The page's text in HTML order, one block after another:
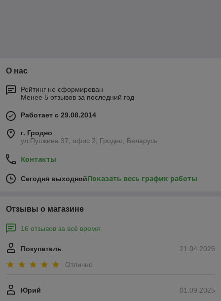
О нас
Рейтинг не сформирован
Менее 5 отзывов за последний год
Работает с 29.08.2014
г. Гродно
ул.Пушкина 37, офис 2, Гродно, Беларусь
Контакты
Сегодня выходнойПоказать весь график работы
Отзывы о магазине
16 отзывов за всё время
21.04.2026
Покупатель
Отлично
01.09.2025
Юрий